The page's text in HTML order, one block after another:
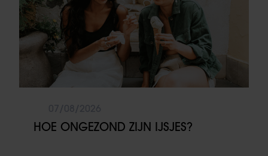
HOE ONGEZOND ZIJN IJSJES?